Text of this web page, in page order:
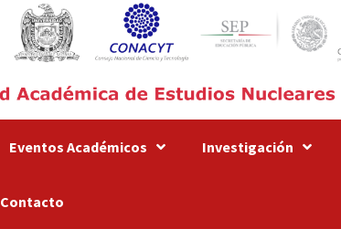
Eventos Académicos Investigación
Contacto